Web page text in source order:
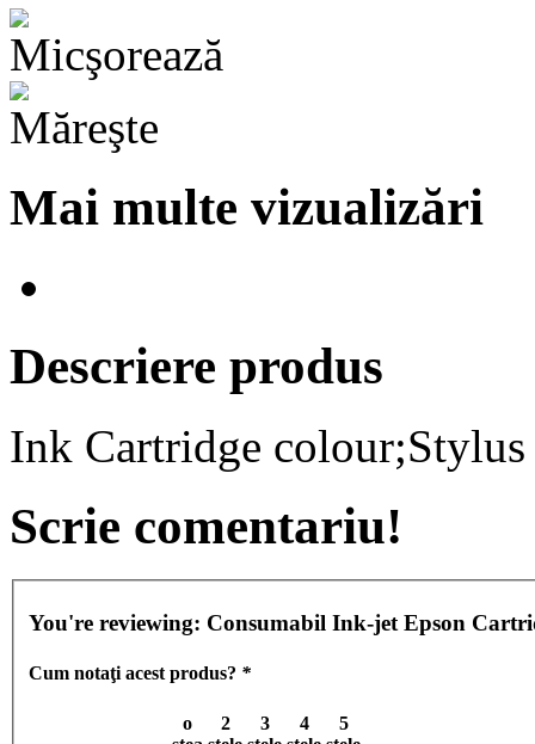
Mai multe vizualizări
Descriere produs
Ink Cartridge
Scrie comentariu!
You're reviewing: Consumabil Ink-jet Epson
Cum notaţi acest produs? *
o
2
3
4
5